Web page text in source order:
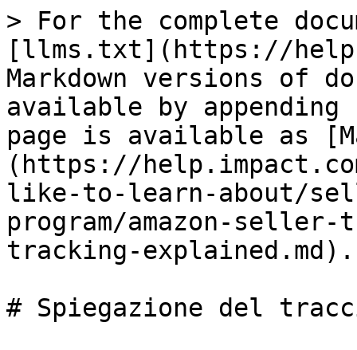
> For the complete
[llms.txt](https://
Markdown versions of
available by
page is available as
(https://
like-to-learn-about/
program/amazon-
tracking-explained.md).
# Spiegazione del